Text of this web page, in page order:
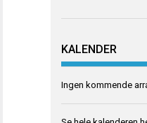
KALENDER
Ingen kommende